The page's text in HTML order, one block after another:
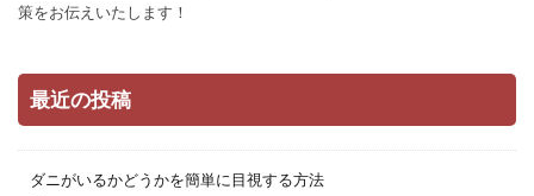
策をお伝えいたします！
最近の投稿
ダニがいるかどうかを簡単に目視する方法